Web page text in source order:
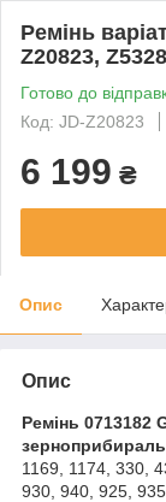
Ремінь
Z20823,
Готово до
Код: JD-Z20823
6 199 ₴
Опис
Опис
Ремінь 0713182
1169, 1174, 330,
930, 940, 925,